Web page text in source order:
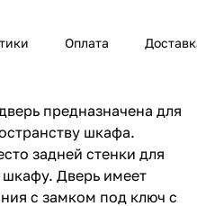
Оплата
предназначена для
шкафа.
задней стенки для
шкафу. Дверь имеет
с замком под ключ с